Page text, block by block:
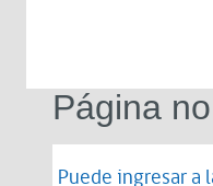
Página
Puede ingresar a